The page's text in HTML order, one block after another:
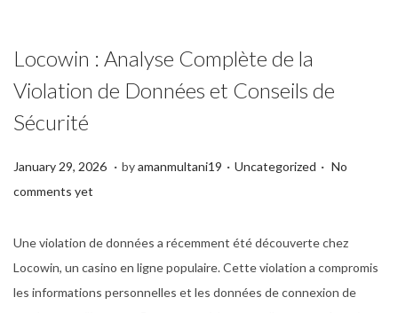
Locowin : Analyse Complète de la
Violation de Données et Conseils de
Sécurité
P
o
t
e
d
January 29, 2026
u
a
r
. byamanmultani19 . P
t
e
d
Uncategorized . No
comments yet
Une violation de données a récemment été découverte chez
Locowin, un casino en ligne populaire. Cette violation a compromis
les informations personnelles et les données de connexion de